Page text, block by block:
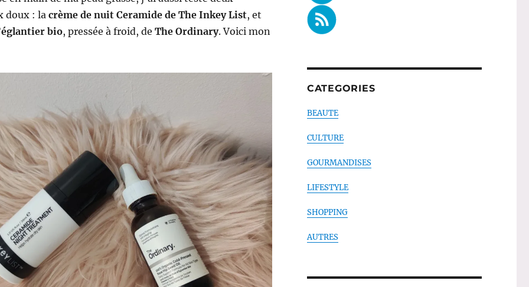
doux : la crème de nuit Ceramide de The Inkey List, et
bio, pressée à froid, de The Ordinary. Voici mon
CATEGORIES
BEAUTE
CULTURE
GOURMANDISES
LIFESTYLE
SHOPPING
AUTRES